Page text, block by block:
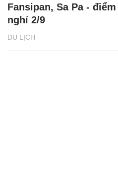
DU LỊCH
Fansipan, Sa Pa -
nghỉ 2/9